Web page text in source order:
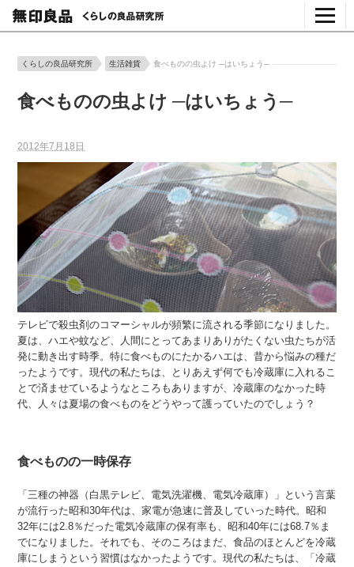
くらしの良品研究所 生活雑貨 食べものの虫よけ ─はいちょう─
食べものの虫よけ ─はいちょう─
2012年7月18日
テレビで殺虫剤のコマーシャルが頻繁に流される季節になりました。
夏は、ハエや蚊など、人間にとってあまりありがたくない虫たちが活
発に動き出す時季。特に食べものにたかるハエは、昔から悩みの種だ
ったようです。現代の私たちは、とりあえず何でも冷蔵庫に入れるこ
とで済ませているようなところもありますが、冷蔵庫のなかった時
代、人々は夏場の食べものをどうやって護っていたのでしょう？
食べものの一時保存
「三種の神器（白黒テレビ、電気洗濯機、電気冷蔵庫）」という言葉
が流行った昭和30年代は、家電が急速に普及していった時代。昭和
32年には2.8％だった電気冷蔵庫の保有率も、昭和40年には68.7％ま
でになりました。それでも、そのころはまだ、食品のほとんどを冷蔵
庫にしまうという習慣はなかったようです。現代の私たちは、「冷蔵